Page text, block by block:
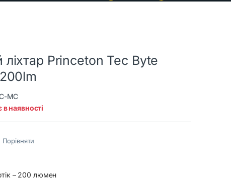
Princeton Tec Byte
MC
наявності
Порівняти
– 200 люмен